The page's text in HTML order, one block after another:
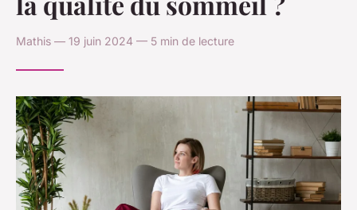
Mathis — 19 juin 2024 — 5 min de lecture